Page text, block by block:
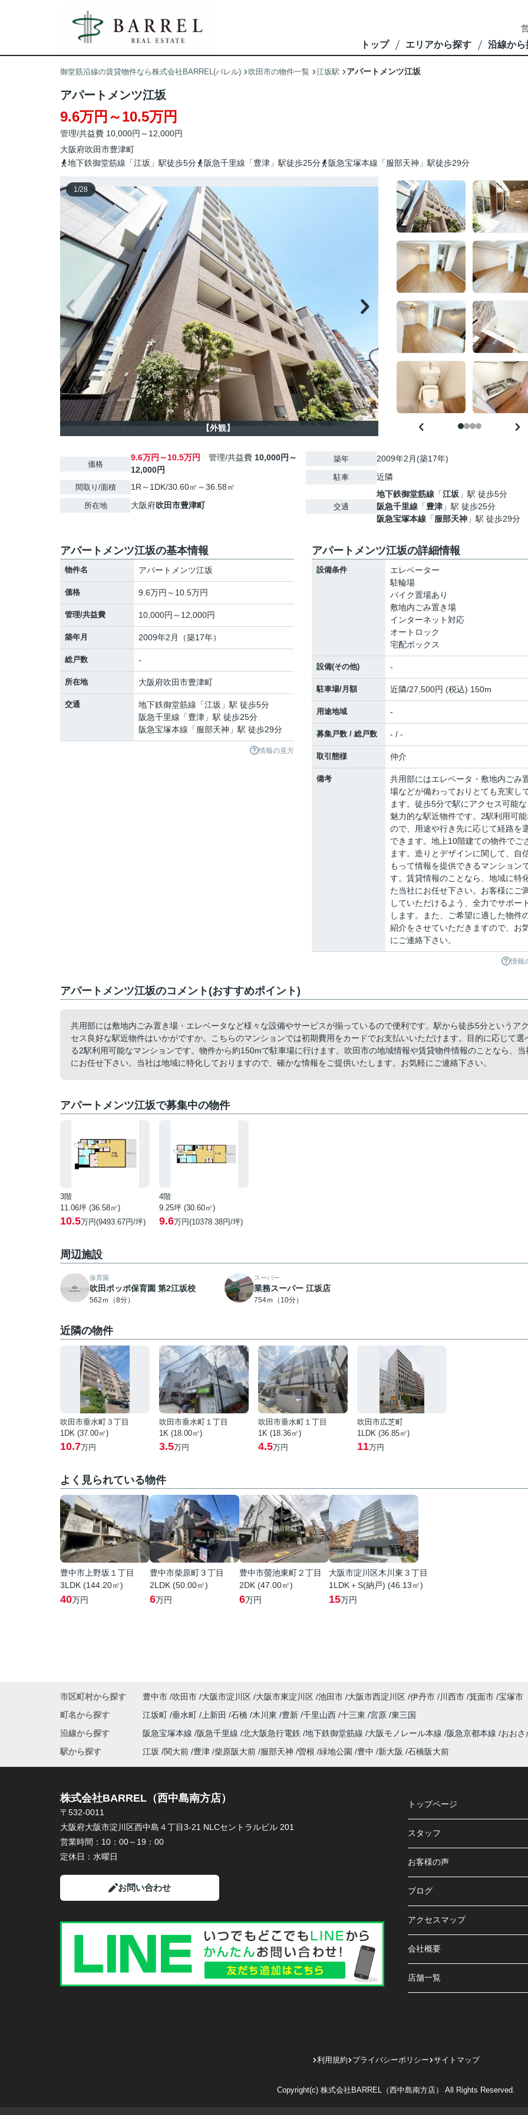
トップ エリアから探す 沿線から
御堂筋沿線の賃貸物件なら株式会社BARREL(バレル) 吹田市の物件一覧 江坂駅 アパートメンツ江坂
アパートメンツ江坂
9.6万円～10.5万円
管理/共益費 10,000円～12,000円
大阪府吹田市豊津町
地下鉄御堂筋線「江坂」駅徒歩5分
阪急千里線「豊津」駅徒歩25分 阪急宝塚本線「服部天神」駅徒歩29分
1/28
【外観】
価格
9.6万円～10.5万円 管理/共益費 10,000円～
12,000円
間取り/面積 1R～1DK/30.60㎡～36.58㎡
所在地 大阪府吹田市豊津町
築年 2009年2月(築17年)
駐車 近隣
交通
地下鉄御堂筋線 「江坂 」駅 徒歩5分
阪急千里線 「豊津 」駅 徒歩25分
阪急宝塚本線 「服部天神 」駅 徒歩29分
アパートメンツ江坂の基本情報
物件名 アパートメンツ江坂
価格 9.6万円～10.5万円
管理/共益費 10,000円～12,000円
築年月 2009年2月（築17年）
総戸数 -
所在地 大阪府吹田市豊津町
交通 地下鉄御堂筋線 「江坂 」駅 徒歩5分
阪急千里線 「豊津 」駅 徒歩25分
阪急宝塚本線 「服部天神 」駅 徒歩29分
情報の見方
アパートメンツ江坂の詳細情報
設備条件
エレベーター
駐輪場
バイク置場あり
敷地内ごみ置き場
インターネット対応
オートロック
宅配ボックス
設備(その他) -
駐車場/月額 近隣/27,500円 (税込) 150m
用途地域 -
募集戸数 / 総戸数 - / -
取引態様 仲介
備考
共用部にはエレベータ・敷地内ごみ
場などが備わっておりとても充実し
ます。徒歩5分で駅にアクセス可能な
魅力的な駅近物件です。2駅利用可能
ので、用途や行き先に応じて経路を
できます。地上10階建ての物件でご
ます。造りとデザインに関して、自
もって情報を提供できるマンション
す。賃貸情報のことなら、地域に特
た当社にお任せ下さい。お客様にご
していただけるよう、全力でサポー
します。また、ご希望に適した物件
紹介をさせていただきますので、お
にご連絡下さい。
情報
アパートメンツ江坂のコメント(おすすめポイント)
共用部には敷地内ごみ置き場・エレベータなど様々な設備やサービスが揃っているので便利です。駅から徒歩5分というアク
セス良好な駅近物件はいかがですか。こちらのマンションでは初期費用をカードでお支払いいただけます。目的に応じて選
る2駅利用可能なマンションです。物件から約150mで駐車場に行けます。吹田市の地域情報や賃貸物件情報のことなら、当
にお任せ下さい。当社は地域に特化しておりますので、確かな情報をご提供いたします。お気軽にご連絡下さい。
アパートメンツ江坂で募集中の物件
3階
11.06坪 (36.58㎡)
10.5万円(9493.67円/坪)
4階
9.25坪 (30.60㎡)
9.6万円(10378.38円/坪)
周辺施設
保育園
吹田ポッポ保育園 第2江坂校
562ｍ（8分）
スーパー
業務スーパー 江坂店
754ｍ（10分）
近隣の物件
吹田市垂水町３丁目
1DK (37.00㎡)
10.7万円
吹田市垂水町１丁目
1K (18.00㎡)
3.5万円
吹田市垂水町１丁目
1K (18.36㎡)
4.5万円
吹田市広芝町
1LDK (36.85㎡)
11万円
よく見られている物件
豊中市上野坂１丁目
3LDK (144.20㎡)
40万円
豊中市柴原町３丁目
2LDK (50.00㎡)
6万円
豊中市螢池東町２丁目
2DK (47.00㎡)
6万円
大阪市淀川区木川東３丁目
1LDK＋S(納戸) (46.13㎡)
15万円
市区町村から探す 豊中市 吹田市 大阪市淀川区 大阪市東淀川区 池田市 大阪市西淀川区 伊丹市 川西市 箕面市 宝塚市
町名から探す
江坂町 垂水町 上新田 石橋 木川東 豊新 千里山西 十三東 宮原 東三国
沿線から探す
阪急宝塚本線 阪急千里線 北大阪急行電鉄 地下鉄御堂筋線 大阪モノレール本線 阪急京都本線 おおさ
駅から探す
江坂 関大前 豊津 柴原阪大前 服部天神 曽根 緑地公園 豊中 新大阪 石橋阪大前
株式会社BARREL（西中島南方店）
〒532-0011
大阪府大阪市淀川区西中島４丁目3-21 NLCセントラルビル 201
営業時間： 10：00～19：00
定休日： 水曜日
お問い合わせ
トップページ
スタッフ
お客様の声
ブログ
アクセスマップ
会社概要
店舗一覧
利用規約 プライバシーポリシー サイトマップ
Copyright(c) 株式会社BARREL（西中島南方店） All Rights Reserved.